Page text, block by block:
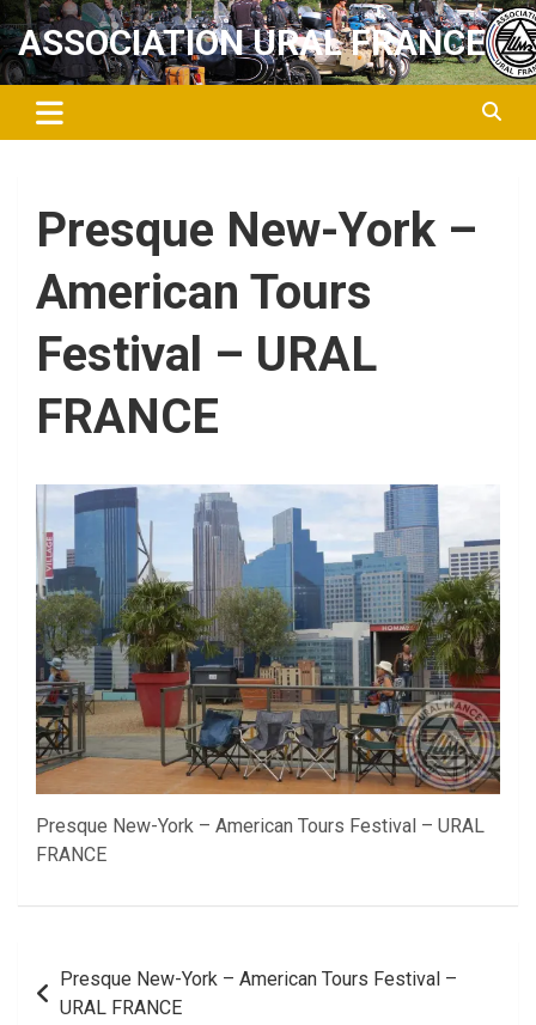
Aller
au
contenu
ASSOCIATION URAL FRANCE
Presque New-York –
American Tours
Festival – URAL
FRANCE
Presque New-York – American Tours Festival – URAL
FRANCE
Navigation
de
Presque New-York – American Tours Festival –
URAL FRANCE